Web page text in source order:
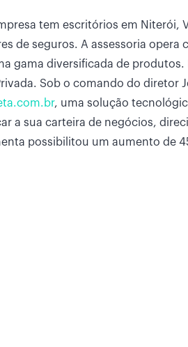
tem escritórios em Niterói,
de seguros. A assessoria opera
gama diversificada de produtos.
Sob o comando do diretor
, uma solução
a sua carteira de negócios,
possibilitou um aumento de